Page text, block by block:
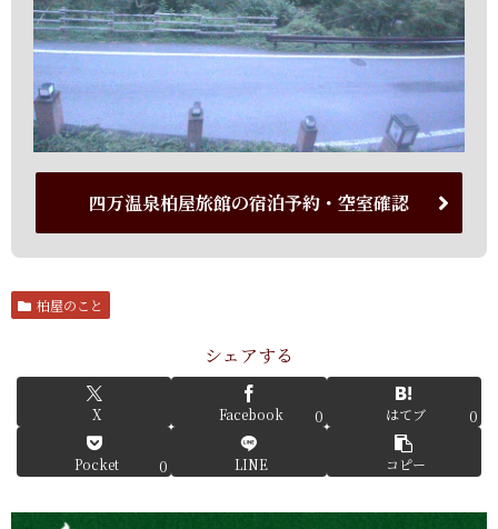
四万温泉柏屋旅館の宿泊予約・空室確認
柏屋のこと
シェアする
X Facebook 0 はてブ 0
Pocket 0 LINE コピー